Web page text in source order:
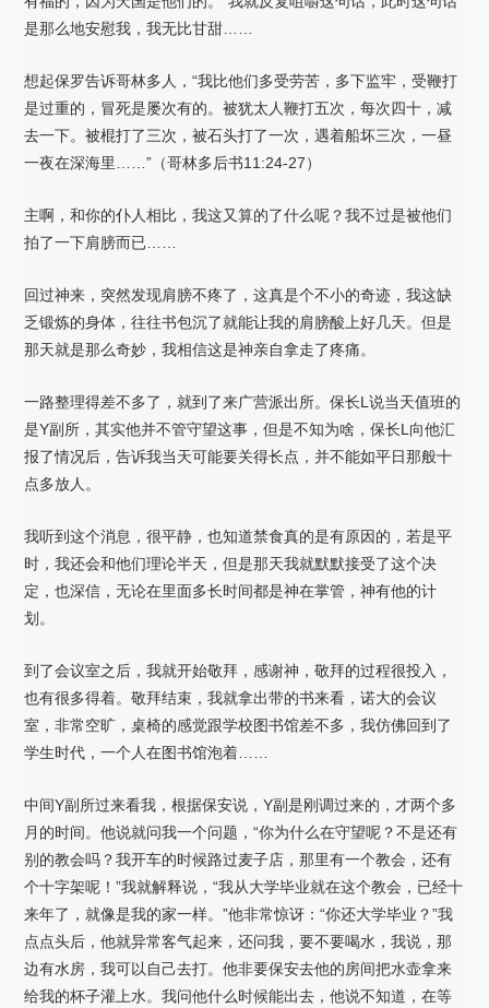
是那么地安慰我，我无比甘甜……
想起保罗告诉哥林多人，“我比他们多受劳苦，多下监牢，受鞭打
是过重的，冒死是屡次有的。被犹太人鞭打五次，每次四十，减
去一下。被棍打了三次，被石头打了一次，遇着船坏三次，一昼
一夜在深海里……”（哥林多后书11:24-27）
主啊，和你的仆人相比，我这又算的了什么呢？我不过是被他们
拍了一下肩膀而已……
回过神来，突然发现肩膀不疼了，这真是个不小的奇迹，我这缺
乏锻炼的身体，往往书包沉了就能让我的肩膀酸上好几天。但是
那天就是那么奇妙，我相信这是神亲自拿走了疼痛。
一路整理得差不多了，就到了来广营派出所。保长L说当天值班的
是Y副所，其实他并不管守望这事，但是不知为啥，保长L向他汇
报了情况后，告诉我当天可能要关得长点，并不能如平日那般十
点多放人。
我听到这个消息，很平静，也知道禁食真的是有原因的，若是平
时，我还会和他们理论半天，但是那天我就默默接受了这个决
定，也深信，无论在里面多长时间都是神在掌管，神有他的计
划。
到了会议室之后，我就开始敬拜，感谢神，敬拜的过程很投入，
也有很多得着。敬拜结束，我就拿出带的书来看，诺大的会议
室，非常空旷，桌椅的感觉跟学校图书馆差不多，我仿佛回到了
学生时代，一个人在图书馆泡着……
中间Y副所过来看我，根据保安说，Y副是刚调过来的，才两个多
月的时间。他说就问我一个问题，“你为什么在守望呢？不是还有
别的教会吗？我开车的时候路过麦子店，那里有一个教会，还有
个十字架呢！”我就解释说，“我从大学毕业就在这个教会，已经十
来年了，就像是我的家一样。”他非常惊讶：“你还大学毕业？”我
点点头后，他就异常客气起来，还问我，要不要喝水，我说，那
边有水房，我可以自己去打。他非要保安去他的房间把水壶拿来
给我的杯子灌上水。我问他什么时候能出去，他说不知道，在等